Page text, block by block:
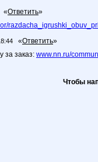
«Ответить»
«Ответить»
за заказ: www.nn.ru/
Чтобы